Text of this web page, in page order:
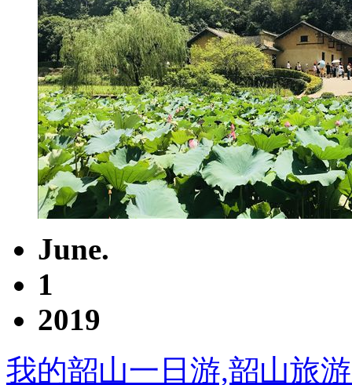
June.
1
2019
我的韶山一日游,韶山旅